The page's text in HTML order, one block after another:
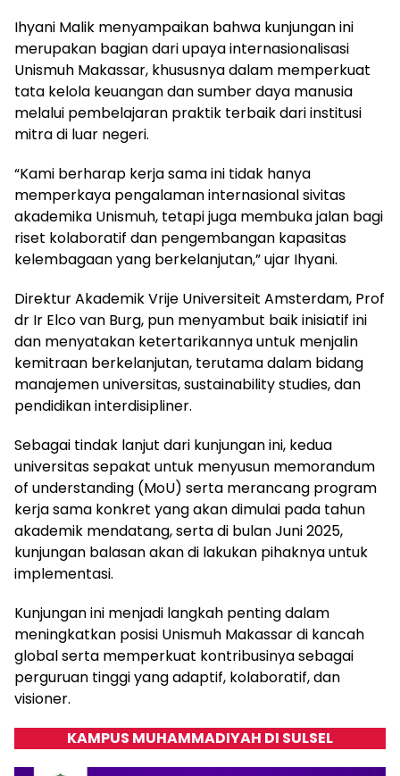
Ihyani Malik menyampaikan bahwa kunjungan ini
merupakan bagian dari upaya internasionalisasi
Unismuh Makassar, khususnya dalam memperkuat
tata kelola keuangan dan sumber daya manusia
melalui pembelajaran praktik terbaik dari institusi
mitra di luar negeri.
“Kami berharap kerja sama ini tidak hanya
memperkaya pengalaman internasional sivitas
akademika Unismuh, tetapi juga membuka jalan bagi
riset kolaboratif dan pengembangan kapasitas
kelembagaan yang berkelanjutan,” ujar Ihyani.
Direktur Akademik Vrije Universiteit Amsterdam, Prof
dr Ir Elco van Burg, pun menyambut baik inisiatif ini
dan menyatakan ketertarikannya untuk menjalin
kemitraan berkelanjutan, terutama dalam bidang
manajemen universitas, sustainability studies, dan
pendidikan interdisipliner.
Sebagai tindak lanjut dari kunjungan ini, kedua
universitas sepakat untuk menyusun memorandum
of understanding (MoU) serta merancang program
kerja sama konkret yang akan dimulai pada tahun
akademik mendatang, serta di bulan Juni 2025,
kunjungan balasan akan di lakukan pihaknya untuk
implementasi.
Kunjungan ini menjadi langkah penting dalam
meningkatkan posisi Unismuh Makassar di kancah
global serta memperkuat kontribusinya sebagai
perguruan tinggi yang adaptif, kolaboratif, dan
visioner.
KAMPUS MUHAMMADIYAH DI SULSEL